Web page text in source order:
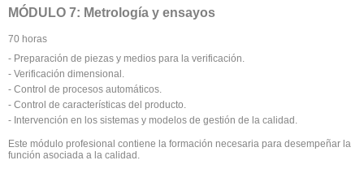
MÓDULO 7: Metrología y ensayos
70 horas
- Preparación de piezas y medios para la verificación.
- Verificación dimensional.
- Control de procesos automáticos.
- Control de características del producto.
- Intervención en los sistemas y modelos de gestión de la calidad.
Este módulo profesional contiene la formación necesaria para desempeñar la
función asociada a la calidad.